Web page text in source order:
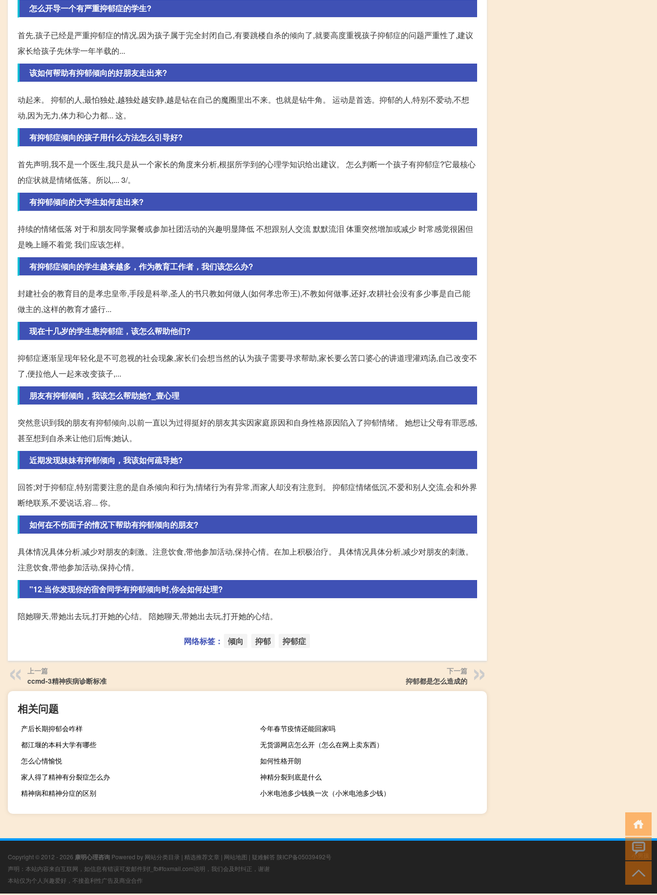
怎么开导一个有严重抑郁症的学生?
首先,孩子已经是严重抑郁症的情况,因为孩子属于完全封闭自己,有要跳楼自杀的倾向了,就要高度重视孩子抑郁症的问题严重性了,建议
家长给孩子先休学一年半载的...
该如何帮助有抑郁倾向的好朋友走出来?
动起来。 抑郁的人,最怕独处,越独处越安静,越是钻在自己的魔圈里出不来。也就是钻牛角。 运动是首选。抑郁的人,特别不爱动,不想
动,因为无力,体力和心力都... 这。
有抑郁症倾向的孩子用什么方法怎么引导好?
首先声明,我不是一个医生,我只是从一个家长的角度来分析,根据所学到的心理学知识给出建议。 怎么判断一个孩子有抑郁症?它最核心
的症状就是情绪低落。所以,... 3/。
有抑郁倾向的大学生如何走出来?
持续的情绪低落 对于和朋友同学聚餐或参加社团活动的兴趣明显降低 不想跟别人交流 默默流泪 体重突然增加或减少 时常感觉很困但
是晚上睡不着觉 我们应该怎样。
有抑郁症倾向的学生越来越多，作为教育工作者，我们该怎么办?
封建社会的教育目的是孝忠皇帝,手段是科举,圣人的书只教如何做人(如何孝忠帝王),不教如何做事,还好,农耕社会没有多少事是自己能
做主的,这样的教育才盛行...
现在十几岁的学生患抑郁症，该怎么帮助他们?
抑郁症逐渐呈现年轻化是不可忽视的社会现象,家长们会想当然的认为孩子需要寻求帮助,家长要么苦口婆心的讲道理灌鸡汤,自己改变不
了,便拉他人一起来改变孩子,...
朋友有抑郁倾向，我该怎么帮助她?_壹心理
突然意识到我的朋友有抑郁倾向,以前一直以为过得挺好的朋友其实因家庭原因和自身性格原因陷入了抑郁情绪。 她想让父母有罪恶感,
甚至想到自杀来让他们后悔;她认。
近期发现妹妹有抑郁倾向，我该如何疏导她?
回答;对于抑郁症,特别需要注意的是自杀倾向和行为,情绪行为有异常,而家人却没有注意到。 抑郁症情绪低沉,不爱和别人交流,会和外界
断绝联系,不爱说话,容... 你。
如何在不伤面子的情况下帮助有抑郁倾向的朋友?
具体情况具体分析,减少对朋友的刺激。注意饮食,带他参加活动,保持心情。在加上积极治疗。 具体情况具体分析,减少对朋友的刺激。
注意饮食,带他参加活动,保持心情。
"12.当你发现你的宿舍同学有抑郁倾向时,你会如何处理?
陪她聊天,带她出去玩,打开她的心结。 陪她聊天,带她出去玩,打开她的心结。
网络标签： 倾向 抑郁 抑郁症
上一篇
ccmd-3精神疾病诊断标准
下一篇
抑郁都是怎么造成的
相关问题
产后长期抑郁会咋样
今年春节疫情还能回家吗
都江堰的本科大学有哪些
无货源网店怎么开（怎么在网上卖东西）
怎么心情愉悦
如何性格开朗
家人得了精神有分裂症怎么办
神精分裂到底是什么
精神病和精神分症的区别
小米电池多少钱换一次（小米电池多少钱）
Copyright © 2012 - 2026 康明心理咨询 Powered by 网站分类目录 | 精选推荐文章 | 网站地图 | 疑难解答 陕ICP备05039492号
声明：本站内容来自互联网，如信息有错误可发邮件到f_fb#foxmail.com说明，我们会及时纠正，谢谢
本站仅为个人兴趣爱好，不接盈利性广告及商业合作
小男孩